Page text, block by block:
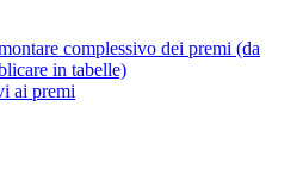
complessivo dei premi (da
in tabelle)
ai premi